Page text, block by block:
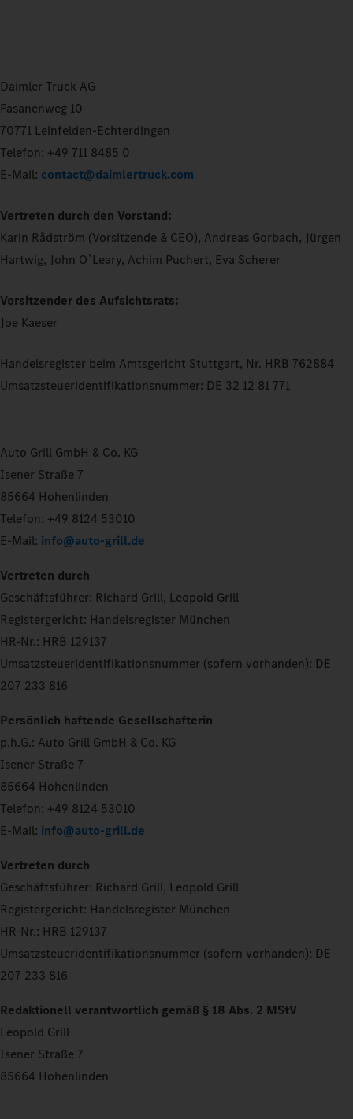
Daimler Truck AG
Fasanenweg 10
70771 Leinfelden-Echterdingen
Telefon: +49 711 8485 0
E-Mail: contact@daimlertruck.com
Vertreten durch den Vorstand:
Karin Rådström (Vorsitzende & CEO), Andreas Gorbach, Jürgen
Hartwig, John O`Leary, Achim Puchert, Eva Scherer
Vorsitzender des Aufsichtsrats:
Joe Kaeser
Handelsregister beim Amtsgericht Stuttgart, Nr. HRB 762884
Umsatzsteueridentifikationsnummer: DE 32 12 81 771
Auto Grill GmbH & Co. KG
Isener Straße 7
85664 Hohenlinden
Telefon: +49 8124 53010
E-Mail: info@auto-grill.de
Vertreten durch
Geschäftsführer: Richard Grill, Leopold Grill
Registergericht: Handelsregister München
HR-Nr.: HRB 129137
Umsatzsteueridentifikationsnummer (sofern vorhanden): DE
207 233 816
Persönlich haftende Gesellschafterin
p.h.G.: Auto Grill GmbH & Co. KG
Isener Straße 7
85664 Hohenlinden
Telefon: +49 8124 53010
E-Mail: info@auto-grill.de
Vertreten durch
Geschäftsführer: Richard Grill, Leopold Grill
Registergericht: Handelsregister München
HR-Nr.: HRB 129137
Umsatzsteueridentifikationsnummer (sofern vorhanden): DE
207 233 816
Redaktionell verantwortlich gemäß § 18 Abs. 2 MStV
Leopold Grill
Isener Straße 7
85664 Hohenlinden